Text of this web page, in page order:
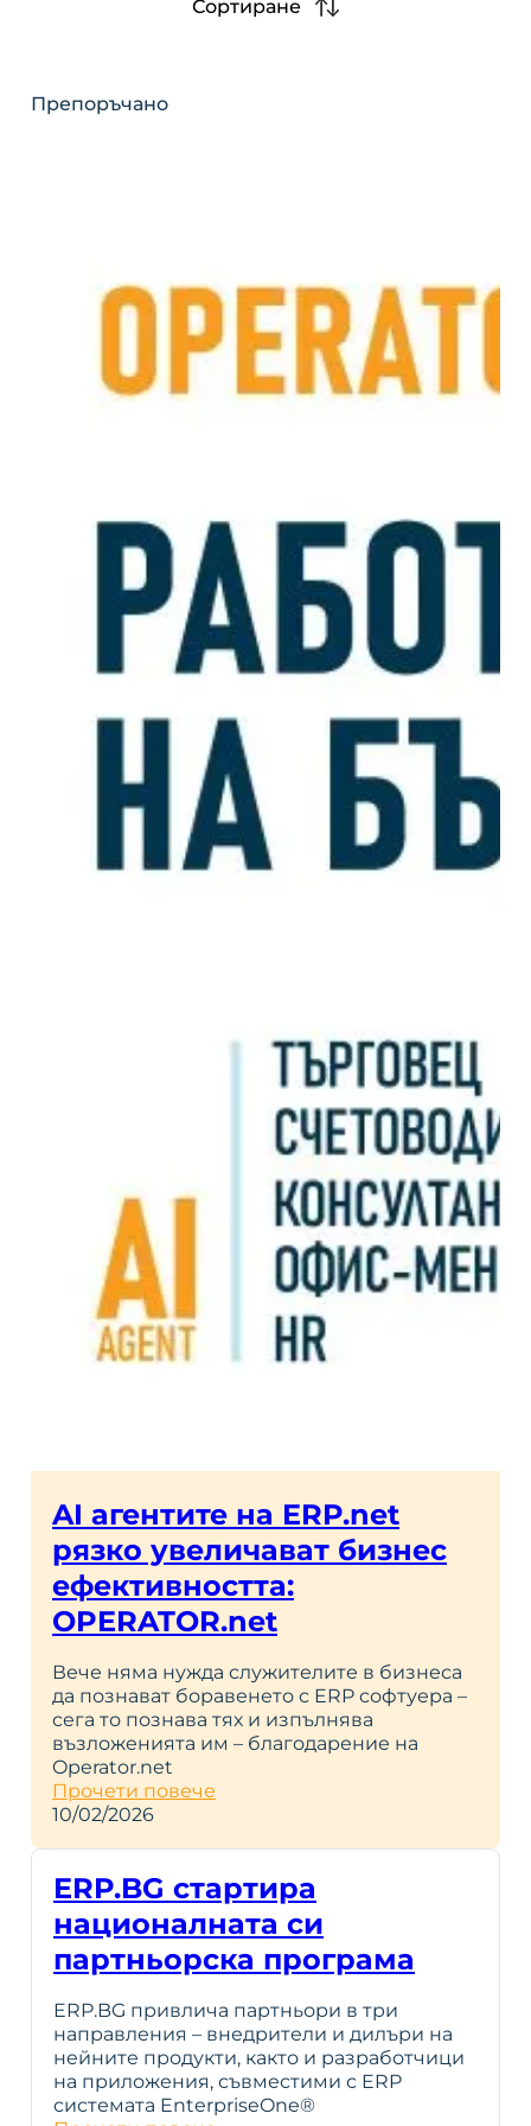
Сортиране
Препоръчано
AI агентите на ERP.net
рязко увеличават бизнес
ефективността:
OPERATOR.net
Вече няма нужда служителите в бизнеса
да познават боравенето с ERP софтуера –
сега то познава тях и изпълнява
възложенията им – благодарение на
Operator.net
Прочети повече
10/02/2026
ERP.BG стартира
националната си
партньорска програма
ERP.BG привлича партньори в три
направления – внедрители и дилъри на
нейните продукти, както и разработчици
на приложения, съвместими с ERP
системата EnterpriseOne®